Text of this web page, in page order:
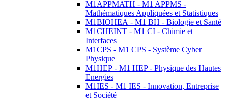
M1APPMATH - M1 APPMS -
Mathématiques Appliquées et Statistiques
M1BIOHEA - M1 BH - Biologie et Santé
M1CHEINT - M1 CI - Chimie et
Interfaces
M1CPS - M1 CPS - Système Cyber
Physique
M1HEP - M1 HEP - Physique des Hautes
Energies
M1IES - M1 IES - Innovation, Entreprise
et Société